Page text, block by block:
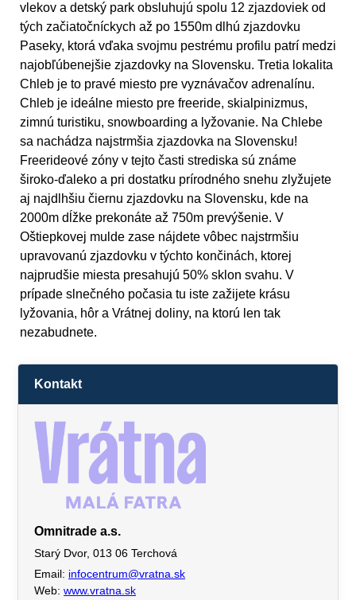
vlekov a detský park obsluhujú spolu 12 zjazdoviek od
tých začiatočníckych až po 1550m dlhú zjazdovku
Paseky, ktorá vďaka svojmu pestrému profilu patrí medzi
najobľúbenejšie zjazdovky na Slovensku. Tretia lokalita
Chleb je to pravé miesto pre vyznávačov adrenalínu.
Chleb je ideálne miesto pre freeride, skialpinizmus,
zimnú turistiku, snowboarding a lyžovanie. Na Chlebe
sa nachádza najstrmšia zjazdovka na Slovensku!
Freerideové zóny v tejto časti strediska sú známe
široko-ďaleko a pri dostatku prírodného snehu zlyžujete
aj najdlhšiu čiernu zjazdovku na Slovensku, kde na
2000m dĺžke prekonáte až 750m prevýšenie. V
Oštiepkovej mulde zase nájdete vôbec najstrmšiu
upravovanú zjazdovku v týchto končinách, ktorej
najprudšie miesta presahujú 50% sklon svahu. V
prípade slnečného počasia tu iste zažijete krásu
lyžovania, hôr a Vrátnej doliny, na ktorú len tak
nezabudnete.
Kontakt
Omnitrade a.s.
Starý Dvor, 013 06 Terchová
Email: infocentrum@vratna.sk
Web: www.vratna.sk